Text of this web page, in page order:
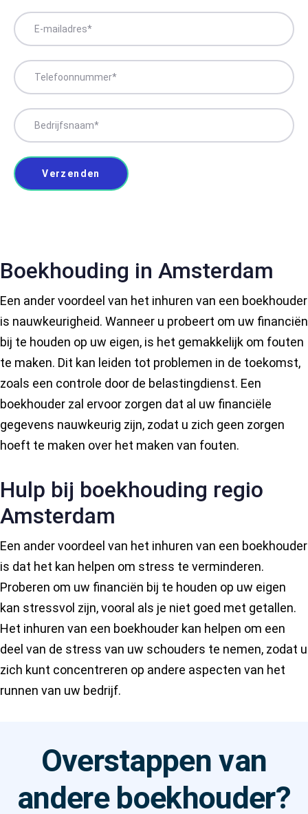
Boekhouding in Amsterdam
Een ander voordeel van het inhuren van een boekhouder
is nauwkeurigheid. Wanneer u probeert om uw financiën
bij te houden op uw eigen, is het gemakkelijk om fouten
te maken. Dit kan leiden tot problemen in de toekomst,
zoals een controle door de belastingdienst. Een
boekhouder zal ervoor zorgen dat al uw financiële
gegevens nauwkeurig zijn, zodat u zich geen zorgen
hoeft te maken over het maken van fouten.
Hulp bij boekhouding regio
Amsterdam
Een ander voordeel van het inhuren van een boekhouder
is dat het kan helpen om stress te verminderen.
Proberen om uw financiën bij te houden op uw eigen
kan stressvol zijn, vooral als je niet goed met getallen.
Het inhuren van een boekhouder kan helpen om een
deel van de stress van uw schouders te nemen, zodat u
zich kunt concentreren op andere aspecten van het
runnen van uw bedrijf.
Overstappen van
andere boekhouder?